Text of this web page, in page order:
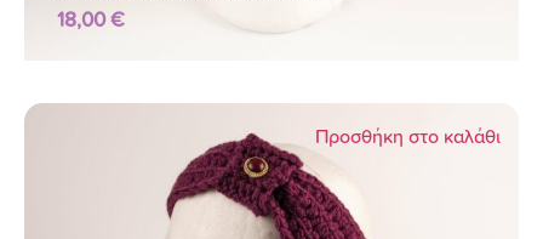
18,00€
Προσθήκη στο καλάθι